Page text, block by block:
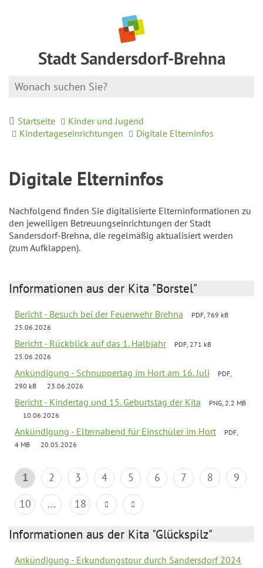
Stadt Sandersdorf-Brehna
Startseite
Kinder und Jugend
Kindertageseinrichtungen
Digitale Elterninfos
Digitale Elterninfos
Nachfolgend finden Sie digitalisierte Elterninformationen zu
den jeweiligen Betreuungseinrichtungen der Stadt
Sandersdorf-Brehna, die regelmäßig aktualisiert werden
(zum Aufklappen).
Informationen aus der Kita "Borstel"
Bericht - Besuch bei der Feuerwehr Brehna
PDF, 769 kB
25.06.2026
Bericht - Rückblick auf das 1. Halbjahr
PDF, 271 kB
25.06.2026
Ankündigung - Schnuppertag im Hort am 16. Juli
PDF,
290 kB
23.06.2026
Bericht - Kindertag und 15. Geburtstag der Kita
PNG, 2.2 MB
10.06.2026
Ankündigung - Elternabend für Einschüler im Hort
PDF,
4 MB
20.05.2026
1 2 3 4 5 6 7 8
9
10
... 18
Informationen aus der Kita "Glückspilz"
Ankündigung - Erkundungstour durch Sandersdorf 2024